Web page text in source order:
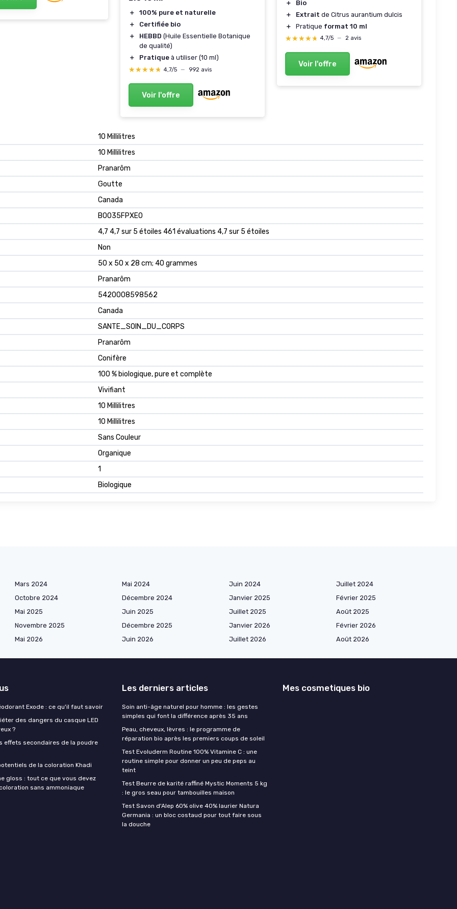
＋
100% pure et naturelle
＋
Certifiée bio
＋
HEBBD (Huile Essentielle Botanique
de qualité)
＋
Pratique à utiliser (10 ml)
★★★★★
★★★★★ 4,7/5 — 992 avis
Voir l'offre
＋
Bio
＋
Extrait de Citrus aurantium dulcis
＋
Pratique format 10 ml
★★★★★
★★★★★ 4,7/5 — 2 avis
Voir l'offre
‎10 Millilitres
‎10 Millilitres
‎Pranarôm
‎Goutte
‎Canada
B0035FPXE0
4,7 4,7 sur 5 étoiles 461 évaluations 4,7 sur 5 étoiles
Non
50 x 50 x 28 cm; 40 grammes
Pranarôm
5420008598562
Canada
SANTE_SOIN_DU_CORPS
Pranarôm
Conifère
100 % biologique, pure et complète
Vivifiant
10 Millilitres
10 Millilitres
Sans Couleur
Organique
1
Biologique
Mars 2024 Mai 2024 Juin 2024
Juillet 2024
Octobre 2024 Décembre 2024 Janvier 2025
Février 2025
Mai 2025 Juin 2025 Juillet 2025
Août 2025
Novembre 2025 Décembre 2025 Janvier 2026
Février 2026
Mai 2026 Juin 2026 Juillet 2026 Août 2026
Exode : ce qu'il faut savoir
des dangers du casque LED
?
effets secondaires de la poudre
de la coloration Khadi
gloss : tout ce que vous devez
sans ammoniaque
Les derniers articles
Soin anti-âge naturel pour homme : les gestes
simples qui font la différence après 35 ans
Peau, cheveux, lèvres : le programme de
réparation bio après les premiers coups de soleil
Test Evoluderm Routine 100% Vitamine C : une
routine simple pour donner un peu de peps au
teint
Test Beurre de karité raffiné Mystic Moments 5 kg
: le gros seau pour tambouilles maison
Test Savon d'Alep 60% olive 40% laurier Natura
Germania : un bloc costaud pour tout faire sous
la douche
Mes cosmetiques bio